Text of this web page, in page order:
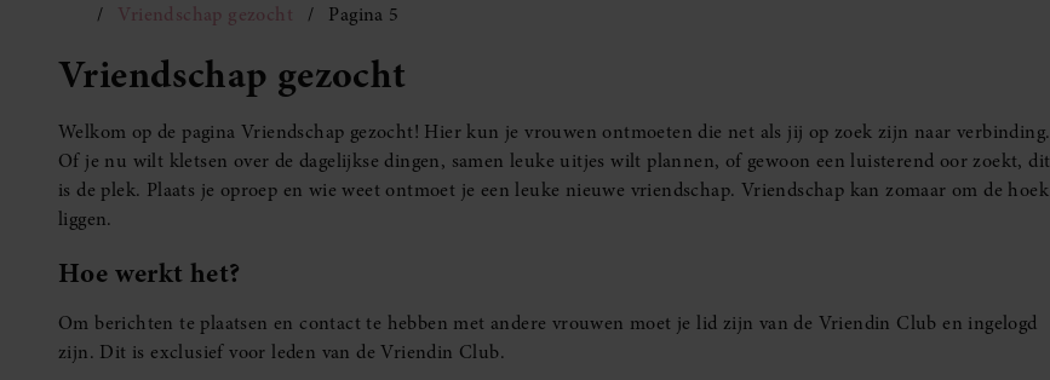
Vriendschap gezocht Pagina 5
Vriendschap gezocht
Welkom op de pagina Vriendschap gezocht! Hier kun je vrouwen ontmoeten die net als jij op zoek zijn naar verbinding.
Of je nu wilt kletsen over de dagelijkse dingen, samen leuke uitjes wilt plannen, of gewoon een luisterend oor zoekt, dit
is de plek. Plaats je oproep en wie weet ontmoet je een leuke nieuwe vriendschap. Vriendschap kan zomaar om de hoek
liggen.
Hoe werkt het?
Om berichten te plaatsen en contact te hebben met andere vrouwen moet je lid zijn van de Vriendin Club en ingelogd
zijn. Dit is exclusief voor leden van de Vriendin Club.